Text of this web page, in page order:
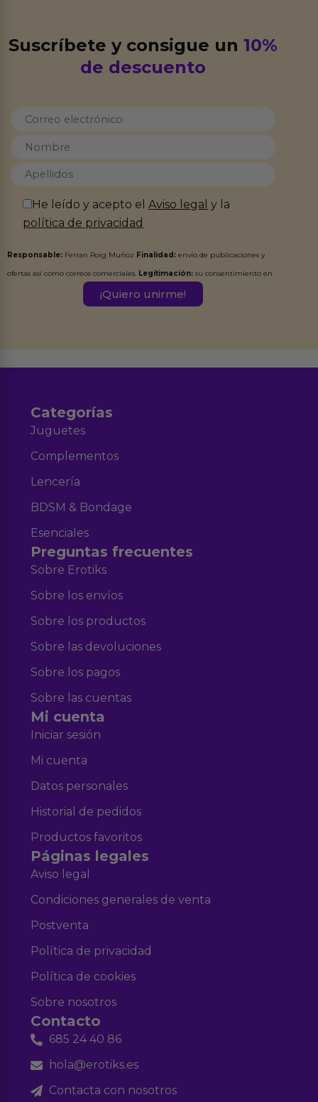
Suscríbete y consigue un10%
de descuento
He leído y acepto elAviso legal y la
política de privacidad
Responsable: Ferran Roig Muñoz Finalidad: envío de publicaciones y
ofertas así como correos comerciales. Legitimación: su consentimiento en
Destinatarios:Ferran Roig Muñoz. Podrás ejercer tus
Categorías
Juguetes
Complementos
Lencería
BDSM & Bondage
Esenciales
Preguntas frecuentes
Sobre Erotiks
Sobre los envíos
Sobre los productos
Sobre las devoluciones
Sobre los pagos
Sobre las cuentas
Mi cuenta
Iniciar sesión
Mi cuenta
Datos personales
Historial de pedidos
Productos favoritos
Páginas legales
Aviso legal
Condiciones generales de venta
Postventa
Política de privacidad
Política de cookies
Sobre nosotros
Contacto
685 24 40 86
hola@erotiks.es
Contacta con nosotros